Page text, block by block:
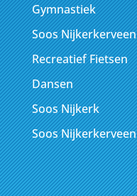
Gymnastiek
Soos Nijkerkerveen
Recreatief Fietsen
Dansen
Soos Nijkerk
Soos Nijkerkerveen